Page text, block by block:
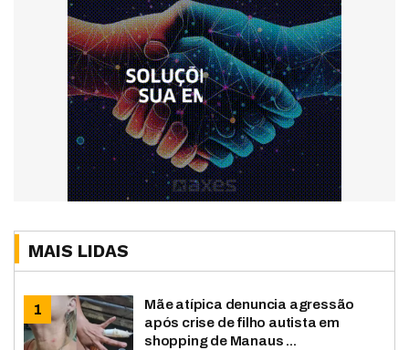
MAIS LIDAS
Mãe atípica denuncia agressão
após crise de filho autista em
shopping de Manaus ...